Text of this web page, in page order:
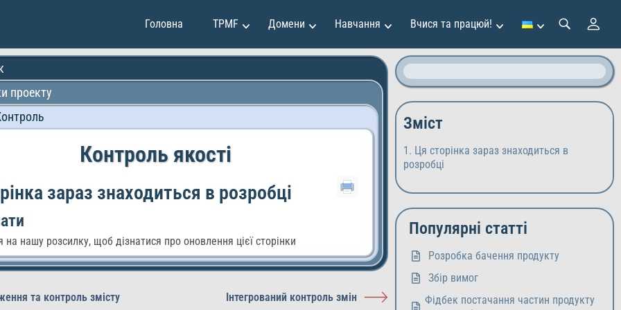
Головна TPMF Домени Навчання
та продажі
та інвестиції
особистості
Клавдія Мартінес
Мірко Вучкович
Олександр Іванов
Вчися та працюй!
проекту
Контроль якості
зараз знаходиться в розробці
на нашу розсилку, щоб дізнатися про оновлення цієї сторінки
та контроль змісту Інтегрований контроль змін
Зміст
Ця сторінка зараз знаходиться в
розробці
Популярні статті
Розробка бачення продукту
Збір вимог
Фідбек постачання частин продукту